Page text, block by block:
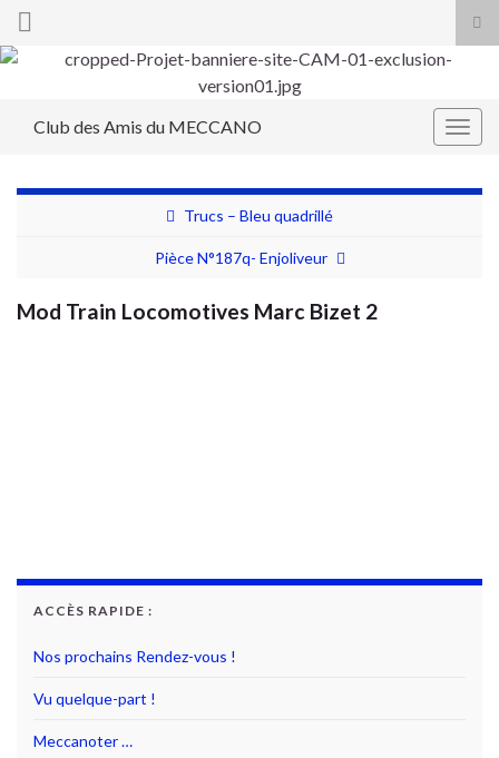
Search for:
Club des Amis du MECCANO
Trucs – Bleu quadrillé
Pièce N°187q- Enjoliveur
Mod Train Locomotives Marc Bizet 2
ACCÈS RAPIDE :
Nos prochains Rendez-vous !
Vu quelque-part !
Meccanoter …